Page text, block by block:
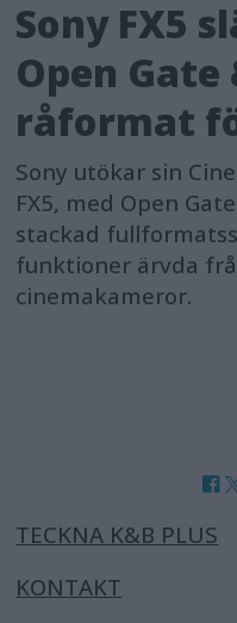
Sony FX5
Open
råformat
Sony utökar sin
FX5, med Open
stackad
funktioner ärvda
cinemakameror.
TECKNA K&B PLUS
KONTAKT